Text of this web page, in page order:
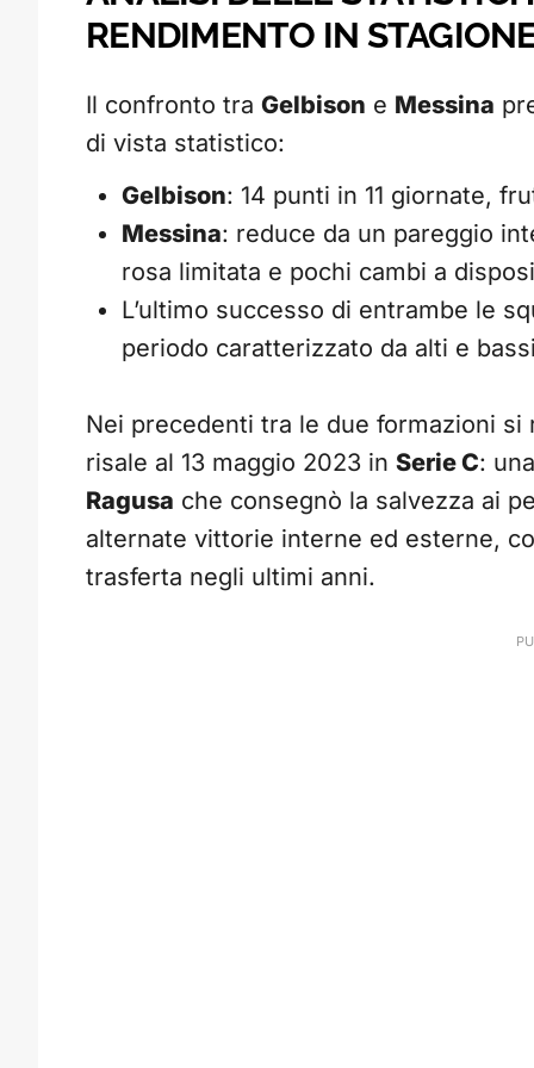
RENDIMENTO IN
Il confronto tra Gelbison e Messina
di vista statistico:
Gelbison: 14 punti in 11 giornate,
Messina: reduce da un pareggio
rosa limitata e pochi cambi a
L’ultimo successo di entrambe le
periodo caratterizzato da alti e
Nei precedenti tra le due formazioni si
risale al 13 maggio 2023 in Serie C:
Ragusa che consegnò la salvezza ai
alternate vittorie interne ed esterne,
trasferta negli ultimi anni.